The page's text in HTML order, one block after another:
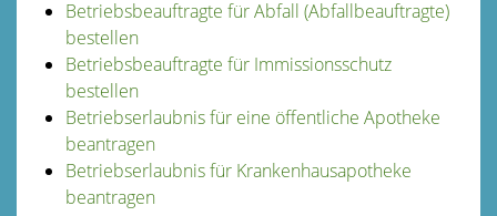
Betriebsbeauftragte für Abfall (Abfallbeauftragte)
bestellen
Betriebsbeauftragte für Immissionsschutz
bestellen
Betriebserlaubnis für eine öffentliche Apotheke
beantragen
Betriebserlaubnis für Krankenhausapotheke
beantragen